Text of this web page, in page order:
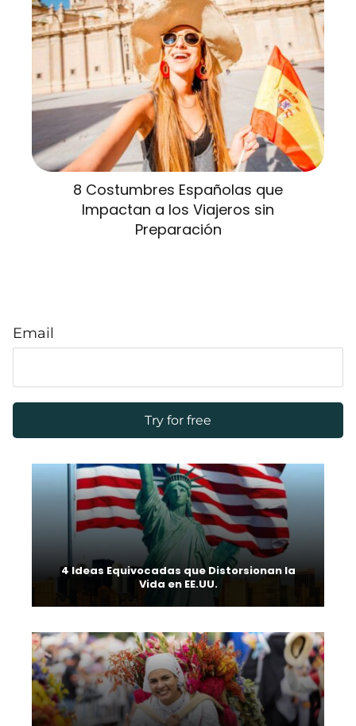
8 Costumbres Españolas que
Impactan a los Viajeros sin
Preparación
Email
4 Ideas Equivocadas que Distorsionan la
Vida en EE.UU.